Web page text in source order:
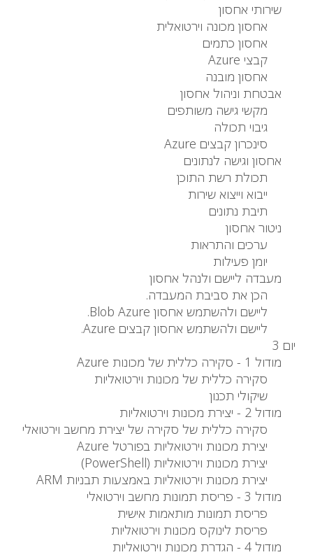
שירותי אחסון
אחסון מכונה וירטואלית
אחסון כתמים
קבצי Azure
אחסון מובנה
אבטחת וניהול אחסון
מקשי גישה משותפים
גיבוי תכולה
סינכרון קבצים Azure
אחסון וגישה לנתונים
תכולת רשת התוכן
ייבוא ​​וייצוא שירות
תיבת נתונים
ניטור אחסון
ערכים והתראות
יומן פעילות
מעבדה ליישם ולנהל אחסון
הכן את סביבת המעבדה.
ליישם ולהשתמש אחסון Blob Azure.
ליישם ולהשתמש אחסון קבצים Azure.
יום 3
מודול 1 - סקירה כללית של מכונות Azure
סקירה כללית של מכונות וירטואליות
שיקולי תכנון
מודול 2 - יצירת מכונות וירטואליות
סקירה כללית של סקירה של יצירת מחשב וירטואלי
יצירת מכונות וירטואליות בפורטל Azure
יצירת מכונות וירטואליות (PowerShell)
יצירת מכונות וירטואליות באמצעות תבניות ARM
מודול 3 - פריסת תמונות מחשב וירטואלי
פריסת תמונות מותאמות אישית
פריסת לינוקס מכונות וירטואליות
מודול 4 - הגדרת מכונות וירטואליות